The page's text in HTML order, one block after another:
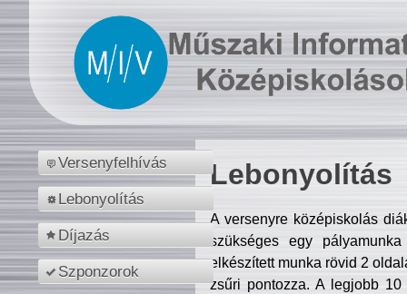
Versenyfelhívás
Lebonyolítás
Díjazás
Szponzorok
Lebonyolítás
A versenyre középiskolás
szükséges egy
elkészített munka rövid 2
zsűri pontozza. A legjobb